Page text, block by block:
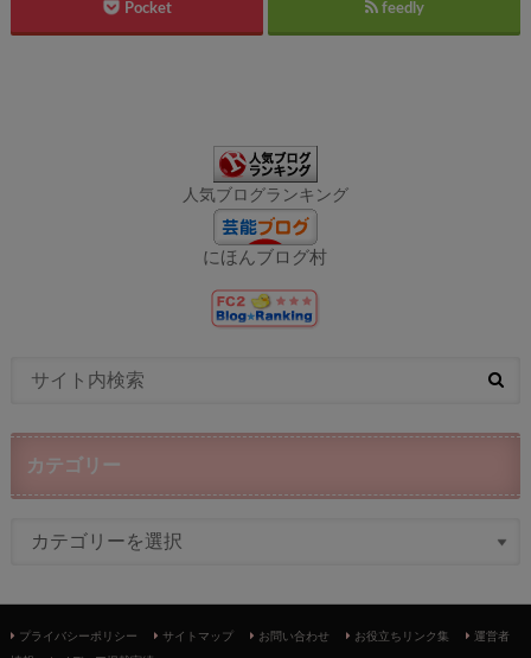
Pocket feedly
人気ブログランキング
にほんブログ村
カテゴリー
プライバシーポリシー サイトマップ お問い合わせ お役立ちリンク集 運営者